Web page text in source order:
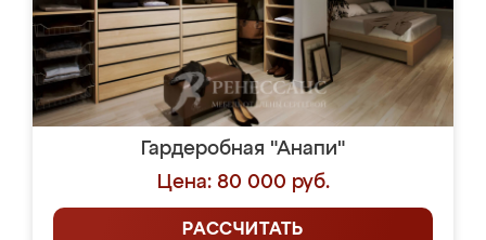
Гардеробная "Анапи"
Цена: 80 000 руб.
РАССЧИТАТЬ